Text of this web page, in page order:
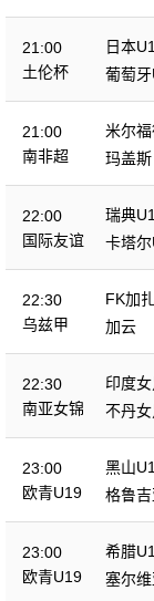
21:00
土伦杯
日本
葡萄
21:00
南非超
米尔
玛盖斯
22:00
国际友谊
瑞典
卡塔
22:30
乌兹甲
FK加
加云
22:30
南亚女锦
印度
不丹女
23:00
欧青U19
黑山
格鲁
23:00
欧青U19
希腊
塞尔